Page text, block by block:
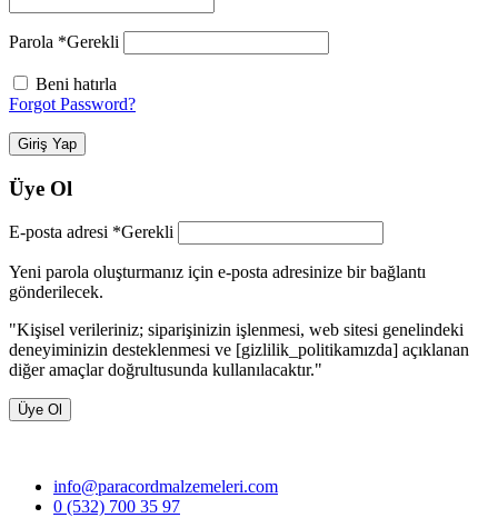
Parola *Gerekli
Beni hatırla
Forgot Password?
Giriş Yap
Üye Ol
E-posta adresi *Gerekli
Yeni parola oluşturmanız için e-posta adresinize bir bağlantı
gönderilecek.
"Kişisel verileriniz; siparişinizin işlenmesi, web sitesi genelindeki
deneyiminizin desteklenmesi ve [gizlilik_politikamızda] açıklanan
diğer amaçlar doğrultusunda kullanılacaktır."
Üye Ol
info@paracordmalzemeleri.com
0 (532) 700 35 97